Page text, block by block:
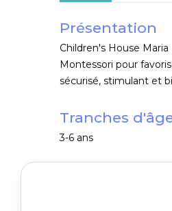
Présentation
Children's House
Montessori pour
sécurisé, stimulant et
Tranches
3-6 ans